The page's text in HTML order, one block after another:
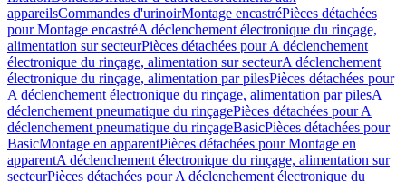
appareilsCommandes d'urinoirMontage encastréPièces détachées
pour Montage encastréA déclenchement électronique du rinçage,
alimentation sur secteurPièces détachées pour A déclenchement
électronique du rinçage, alimentation sur secteurA déclenchement
électronique du rinçage, alimentation par pilesPièces détachées pour
A déclenchement électronique du rinçage, alimentation par pilesA
déclenchement pneumatique du rinçagePièces détachées pour A
déclenchement pneumatique du rinçageBasicPièces détachées pour
BasicMontage en apparentPièces détachées pour Montage en
apparentA déclenchement électronique du rinçage, alimentation sur
secteurPièces détachées pour A déclenchement électronique du